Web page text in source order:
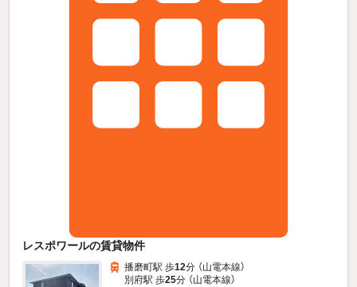
レスポワールの賃貸物件
播磨町駅 歩12分 （山電本線）
別府駅 歩25分 （山電本線）